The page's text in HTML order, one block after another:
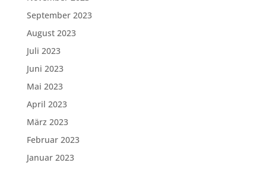
September 2023
August 2023
Juli 2023
Juni 2023
Mai 2023
April 2023
März 2023
Februar 2023
Januar 2023